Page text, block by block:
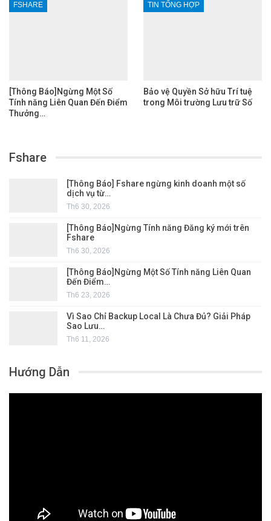
FSHARE
[Thông Báo]Ngừng Một Số
Tính năng Liên Quan Đến Điểm
Thưởng…
TIN TỔNG HỢP
Bảo vệ Quyền Sở hữu Trí tuệ
trong Môi trường Lưu trữ Số
Fshare
[Thông Báo] Fshare ngừng kinh doanh một số
dịch vụ từ…
Th6 30, 2026
[Thông Báo]Ngừng Tính năng Đăng ký mới trên
Fshare
Th6 30, 2026
[Thông Báo]Ngừng Một Số Tính năng Liên Quan
Đến Điểm…
Th6 23, 2026
Vì Sao Chỉ Backup Local Là Chưa Đủ? Giải Pháp
Sao Lưu…
Th6 11, 2026
Hướng Dẫn